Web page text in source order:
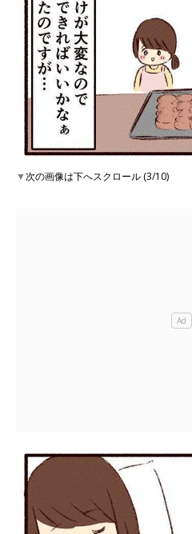
▼次の画像は下へスクロール (3/10)